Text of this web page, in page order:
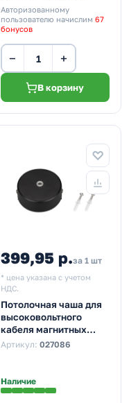
Авторизованному
пользователю начислим 67
бонусов
− +
В корзину
399,95 р.за 1 шт
* цена указана с учетом
НДС.
Потолочная чаша для
высоковольтного
кабеля магнитных
треков Arlight MAG-
Артикул: 027086
Наличие